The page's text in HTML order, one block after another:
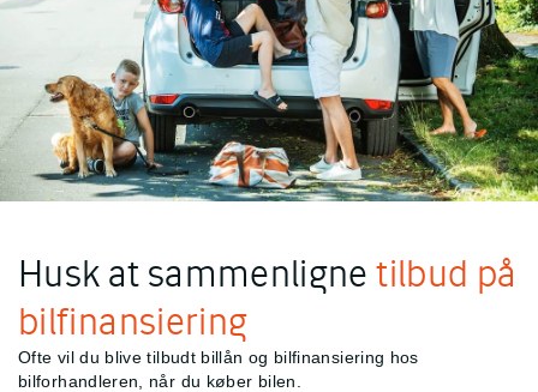
Husk at sammenlignetilbud på
bilfinansiering
Ofte vil du blive tilbudt billån og bilfinansiering hos
bilforhandleren, når du køber bilen.